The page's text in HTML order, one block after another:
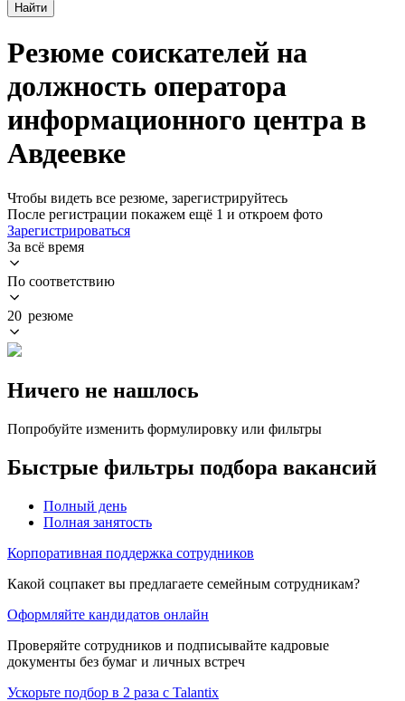
Найти
Резюме соискателей на
должность оператора
информационного центра в
Авдеевке
Чтобы видеть все резюме, зарегистрируйтесь
После регистрации покажем ещё 1 и откроем фото
Зарегистрироваться
За всё время
По соответствию
20 резюме
Ничего не нашлось
Попробуйте изменить формулировку или фильтры
Быстрые фильтры подбора вакансий
Полный день
Полная занятость
Корпоративная поддержка сотрудников
Какой соцпакет вы предлагаете семейным сотрудникам?
Оформляйте кандидатов онлайн
Проверяйте сотрудников и подписывайте кадровые
документы без бумаг и личных встреч
Ускорьте подбор в 2 раза с Talantix